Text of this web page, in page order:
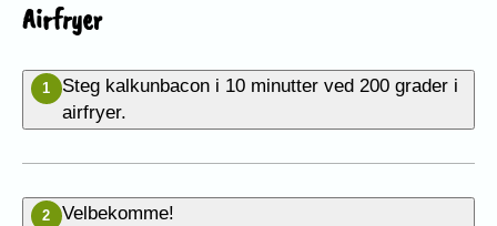
Airfryer
1
Steg kalkunbacon i 10 minutter ved 200 grader i
airfryer.
2 Velbekomme!